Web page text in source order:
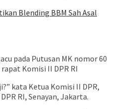
Blending BBM Sah Asal
pada Putusan MK nomor 60
Komisi II DPR RI
kata Ketua Komisi II DPR,
RI, Senayan, Jakarta.